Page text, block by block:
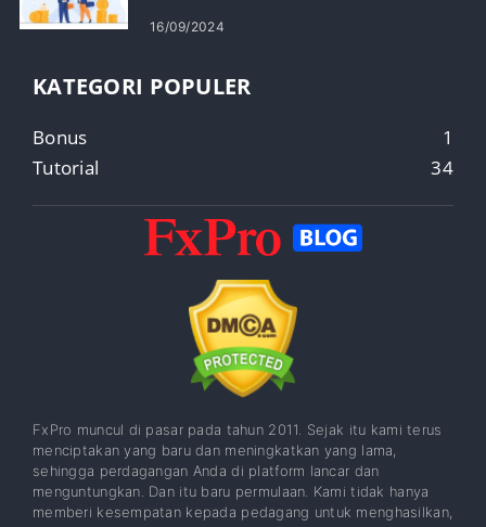
16/09/2024
KATEGORI POPULER
Bonus
1
Tutorial
34
FxPro muncul di pasar pada tahun 2011. Sejak itu kami terus
menciptakan yang baru dan meningkatkan yang lama,
sehingga perdagangan Anda di platform lancar dan
menguntungkan. Dan itu baru permulaan. Kami tidak hanya
memberi kesempatan kepada pedagang untuk menghasilkan,